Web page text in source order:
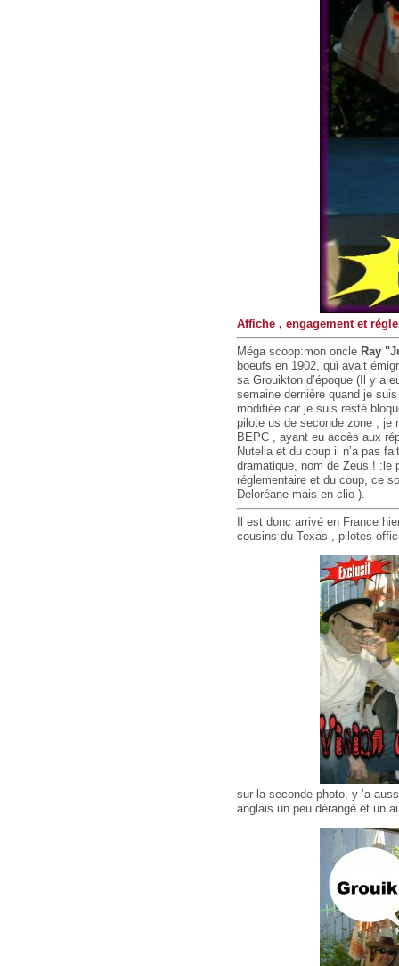
Affiche , engagement et
Méga scoop:mon oncle Ray
boeufs en 1902, qui avait
sa Grouikton d’époque (Il y a
semaine dernière quand je
modifiée car je suis resté
pilote us de seconde zone , je
BEPC , ayant eu accès aux
Nutella et du coup il n’a pas
dramatique, nom de Zeus ! :le
réglementaire et du coup, ce
Deloréane mais en clio ).
Il est donc arrivé en France
cousins du Texas , pilotes
sur la seconde photo, y ’a
anglais un peu dérangé et un